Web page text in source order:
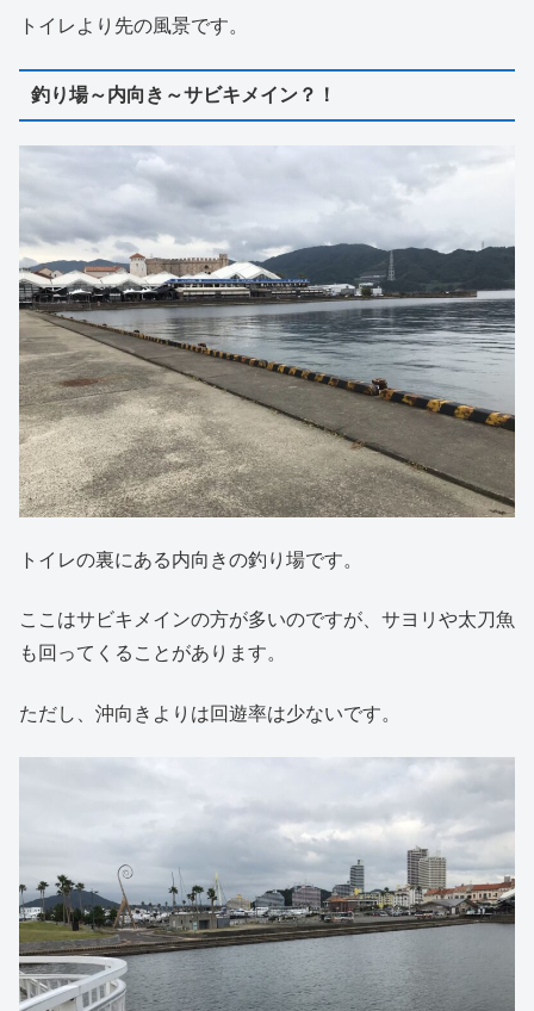
トイレより先の風景です。
釣り場～内向き～サビキメイン？！
トイレの裏にある内向きの釣り場です。
ここはサビキメインの方が多いのですが、サヨリや太刀魚
も回ってくることがあります。
ただし、沖向きよりは回遊率は少ないです。